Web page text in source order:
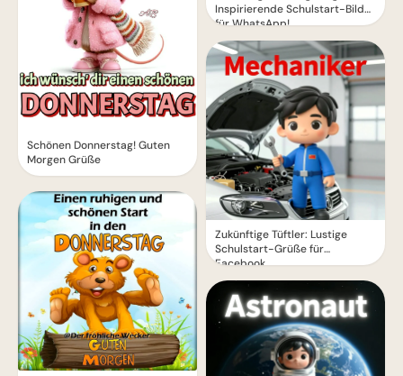
Schönen Donnerstag! Guten
Morgen Grüße
Inspirierende Schulstart-Bilder
für WhatsApp!
Zukünftige Tüftler: Lustige
Schulstart-Grüße für
Facebook